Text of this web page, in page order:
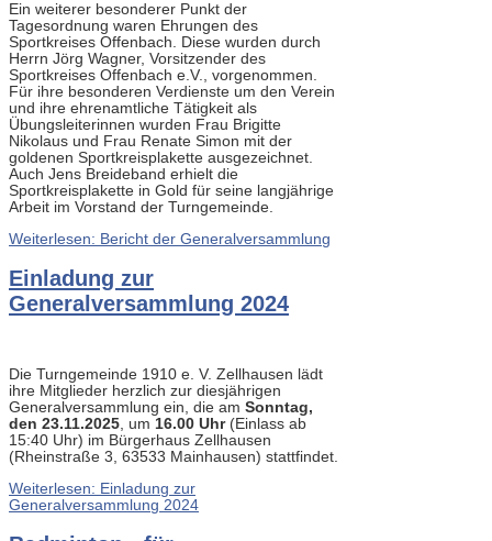
Ein weiterer besonderer Punkt der
Tagesordnung waren Ehrungen des
Sportkreises Offenbach. Diese wurden durch
Herrn Jörg Wagner, Vorsitzender des
Sportkreises Offenbach e.V., vorgenommen.
Für ihre besonderen Verdienste um den Verein
und ihre ehrenamtliche Tätigkeit als
Übungsleiterinnen wurden Frau Brigitte
Nikolaus und Frau Renate Simon mit der
goldenen Sportkreisplakette ausgezeichnet.
Auch Jens Breideband erhielt die
Sportkreisplakette in Gold für seine langjährige
Arbeit im Vorstand der Turngemeinde.
Weiterlesen: Bericht der Generalversammlung
Einladung zur
Generalversammlung 2024
Die Turngemeinde 1910 e. V. Zellhausen lädt
ihre Mitglieder herzlich zur diesjährigen
Generalversammlung ein, die am Sonntag,
den 23.11.2025, um 16.00 Uhr(Einlass ab
15:40 Uhr) im Bürgerhaus Zellhausen
(Rheinstraße 3, 63533 Mainhausen) stattfindet.
Weiterlesen: Einladung zur
Generalversammlung 2024